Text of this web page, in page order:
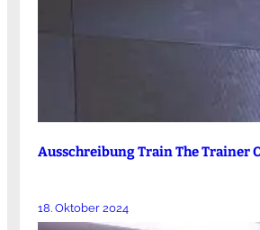
Ausschreibung Train The Trainer
18. Oktober 2024